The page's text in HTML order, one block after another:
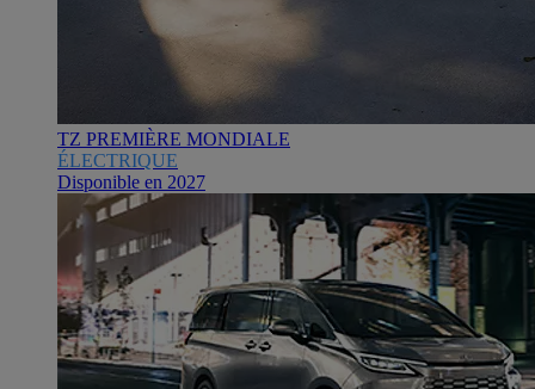
TZ PREMIÈRE MONDIALE
ÉLECTRIQUE
Disponible en 2027